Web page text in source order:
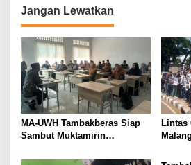
Jangan Lewatkan
MA-UWH Tambakberas Siap
Sambut Muktamirin
Lintas
Ireng”